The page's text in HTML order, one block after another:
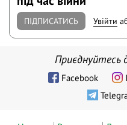
ПІДПИСАТИСЬ Увійти
Приєднуйтесь
Facebook